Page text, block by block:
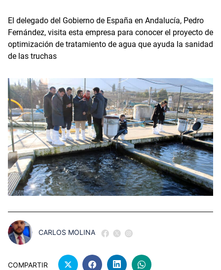
El delegado del Gobierno de España en Andalucía, Pedro
Fernández, visita esta empresa para conocer el proyecto de
optimización de tratamiento de agua que ayuda la sanidad
de las truchas
CARLOS MOLINA
COMPARTIR